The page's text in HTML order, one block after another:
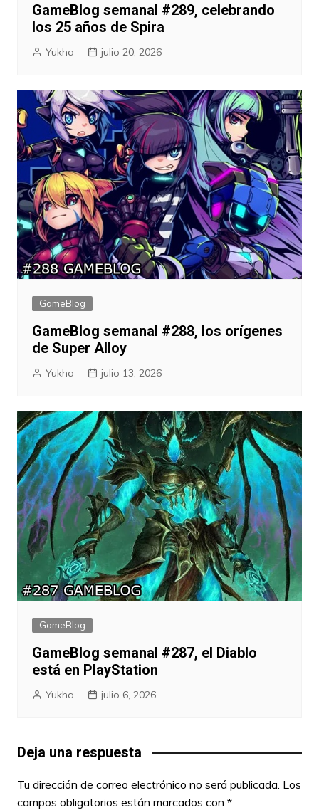
GameBlog semanal #289, celebrando
los 25 años de Spira
Yukha julio 20, 2026
GameBlog
GameBlog semanal #288, los orígenes
de Super Alloy
Yukha julio 13, 2026
GameBlog
GameBlog semanal #287, el Diablo
está en PlayStation
Yukha julio 6, 2026
Deja una respuesta
Tu dirección de correo electrónico no será publicada. Los
campos obligatorios están marcados con *